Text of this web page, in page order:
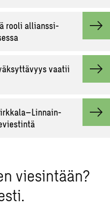
rooli al­lians­si­
vaa­tii
vie­sin­tään?